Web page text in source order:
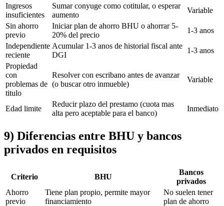
Ingresos
insuficientes
Sumar conyuge como cotitular, o esperar
aumento
Variable
Sin ahorro
previo
Iniciar plan de ahorro BHU o ahorrar 5-
20% del precio
1-3 anos
Independiente
reciente
Acumular 1-3 anos de historial fiscal ante
DGI
1-3 anos
Propiedad
con
problemas de
titulo
Resolver con escribano antes de avanzar
(o buscar otro inmueble)
Variable
Edad limite
Reducir plazo del prestamo (cuota mas
alta pero aceptable para el banco)
Inmediato
9) Diferencias entre BHU y bancos
privados en requisitos
Criterio BHU
Bancos
privados
Ahorro
previo
Tiene plan propio, permite mayor
financiamiento
No suelen tener
plan de ahorro